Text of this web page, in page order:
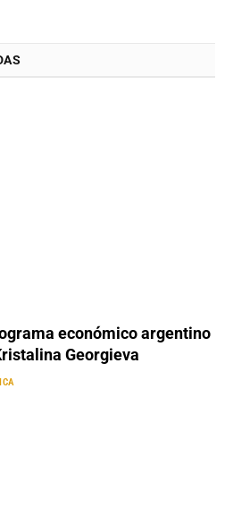
económico argentino
Georgieva